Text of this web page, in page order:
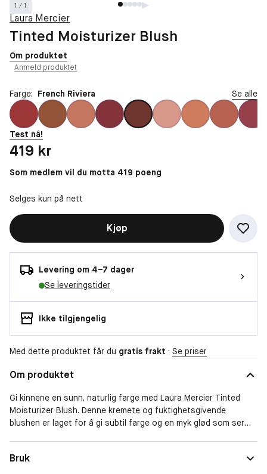
1 / 1
Laura Mercier
Tinted Moisturizer Blush
Om produktet
Anmeld produktet
Farge: French Riviera Se alle
Test nå!
Pris: 419 kr
419 kr
Som medlem vil du motta 419 poeng
Selges kun på nett
Kjøp
Levering om 4–7 dager
Se leveringstider
Ikke tilgjengelig
Med dette produktet får du gratis frakt · Se priser
Om produktet
Gi kinnene en sunn, naturlig farge med Laura Mercier Tinted
Moisturizer Blush. Denne kremete og fuktighetsgivende
blushen er laget for å gi subtil farge og en myk glød som ser
smelter lett inn i huden og gir en vakker, sunn farge som varer i
Bruk